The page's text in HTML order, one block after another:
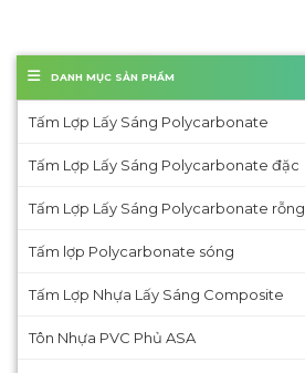
DANH MỤC SẢN PHẨM
Tấm Lợp Lấy Sáng Polycarbonate
Tấm Lợp Lấy Sáng Polycarbonate đặc
Tấm Lợp Lấy Sáng Polycarbonate rỗng
Tấm lợp Polycarbonate sóng
Tấm Lợp Nhựa Lấy Sáng Composite
Tôn Nhựa PVC Phủ ASA